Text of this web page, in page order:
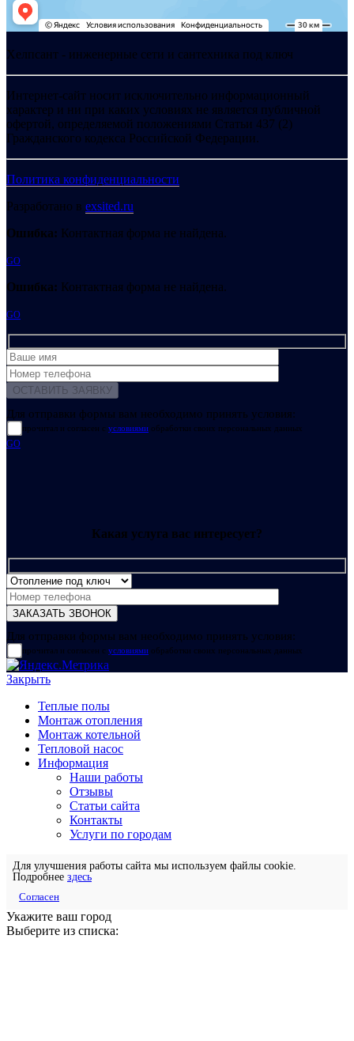
Хелпсант - инженерные сети и сантехника под ключ
Интернет-сайт носит исключительно информационный
характер и ни при каких условиях не является публичной
офертой, определяемой положениями Статьи 437 (2)
Гражданского кодекса Российской Федерации.
Политика конфиденциальности
Разработано в exsited.ru
Ошибка: Контактная форма не найдена.
GO
Ошибка: Контактная форма не найдена.
GO
Для отправки формы вам необходимо принять условия:
прочитал и согласен с условиями обработки своих персональных данных
GO
Какая услуга вас интересует?
Для отправки формы вам необходимо принять условия:
прочитал и согласен с условиями обработки своих персональных данных
Закрыть
Теплые полы
Монтаж отопления
Монтаж котельной
Тепловой насос
Информация
Наши работы
Отзывы
Статьи сайта
Контакты
Услуги по городам
Для улучшения работы сайта мы используем файлы cookie.
Подробнее здесь
Согласен
Укажите ваш город
Выберите из списка: